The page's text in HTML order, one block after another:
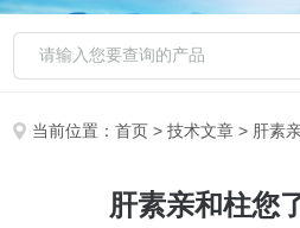
当前位置：首页 >技术文章 > 肝素
肝素亲和柱您